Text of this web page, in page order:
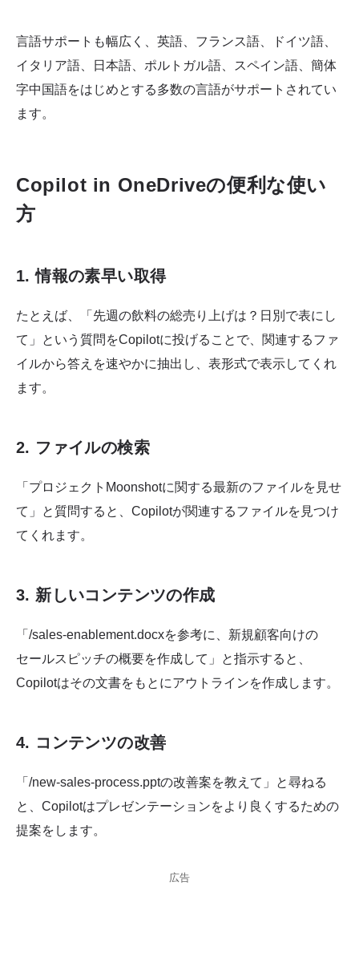
言語サポートも幅広く、英語、フランス語、ドイツ語、
イタリア語、日本語、ポルトガル語、スペイン語、簡体
字中国語をはじめとする多数の言語がサポートされてい
ます。
Copilot in OneDriveの便利な使い
方
1. 情報の素早い取得
たとえば、「先週の飲料の総売り上げは？日別で表にし
て」という質問をCopilotに投げることで、関連するファ
イルから答えを速やかに抽出し、表形式で表示してくれ
ます。
2. ファイルの検索
「プロジェクトMoonshotに関する最新のファイルを見せ
て」と質問すると、Copilotが関連するファイルを見つけ
てくれます。
3. 新しいコンテンツの作成
「/sales-enablement.docxを参考に、新規顧客向けの
セールスピッチの概要を作成して」と指示すると、
Copilotはその文書をもとにアウトラインを作成します。
4. コンテンツの改善
「/new-sales-process.pptの改善案を教えて」と尋ねる
と、Copilotはプレゼンテーションをより良くするための
提案をします。
広告